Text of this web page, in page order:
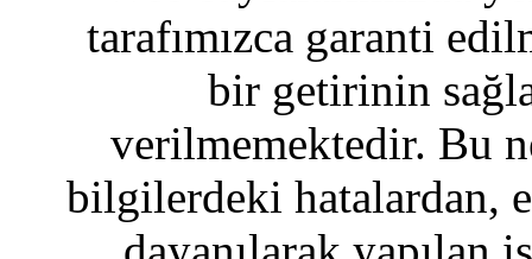
tarafımızca garanti
bir getirinin
verilmemektedir. Bu
bilgilerdeki hatalardan,